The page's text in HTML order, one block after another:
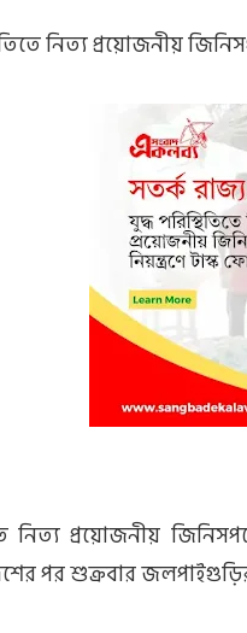
নিত্য প্রয়োজনীয়
নিত্য প্রয়োজনীয়
পর শুক্রবার